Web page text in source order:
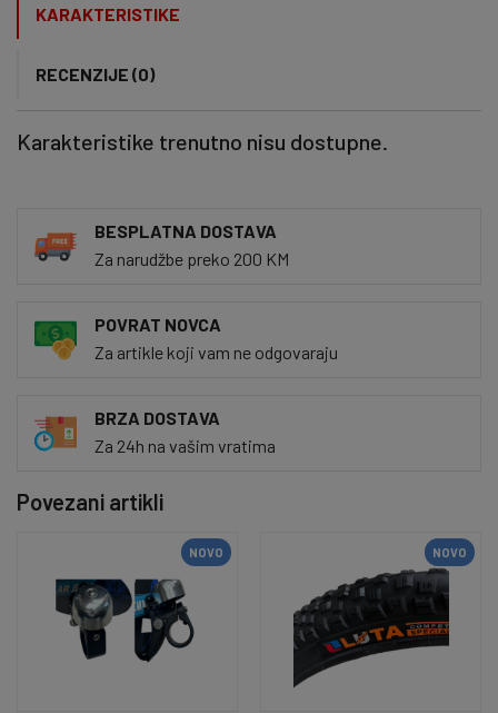
KARAKTERISTIKE
RECENZIJE (0)
Karakteristike trenutno nisu dostupne.
BESPLATNA DOSTAVA
Za narudžbe preko 200 KM
POVRAT NOVCA
Za artikle koji vam ne odgovaraju
BRZA DOSTAVA
Za 24h na vašim vratima
Povezani artikli
NOVO NOVO